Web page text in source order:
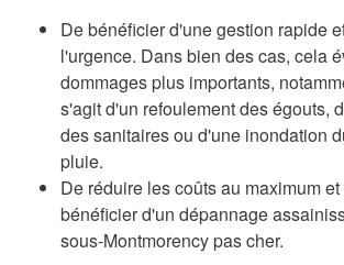
De bénéficier d'une gestion rapide
l'urgence. Dans bien des cas, cela
dommages plus importants,
s'agit d'un refoulement des égouts,
des sanitaires ou d'une inondation
pluie.
De réduire les coûts au maximum
bénéficier d'un dépannage
sous-Montmorency pas cher.